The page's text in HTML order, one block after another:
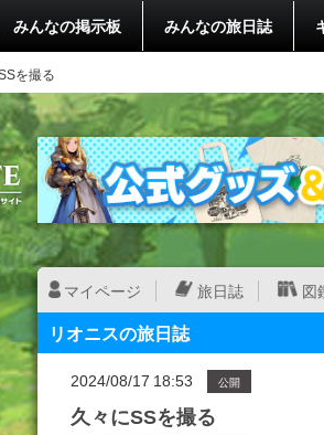
みんなの掲示板 みんなの旅日誌
を撮る
マイページ 旅日誌 図
リオニスの旅日誌
2024/08/17 18:53 公開
久々にSSを撮る